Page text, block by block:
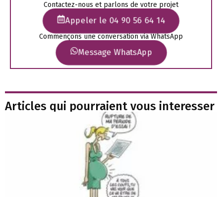
Contactez-nous et parlons de votre projet
Appeler le 04 90 56 64 14
Commençons une conversation via WhatsApp
Message WhatsApp
Articles qui pourraient vous interesser